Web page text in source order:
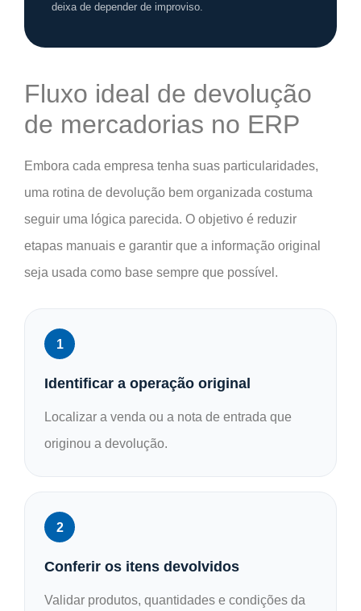
deixa de depender de improviso.
Fluxo ideal de devolução
de mercadorias no ERP
Embora cada empresa tenha suas particularidades,
uma rotina de devolução bem organizada costuma
seguir uma lógica parecida. O objetivo é reduzir
etapas manuais e garantir que a informação original
seja usada como base sempre que possível.
Identificar a operação original
Localizar a venda ou a nota de entrada que
originou a devolução.
Conferir os itens devolvidos
Validar produtos, quantidades e condições da